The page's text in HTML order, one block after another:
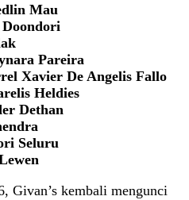
Mau
Doondori
Pareira
Xavier De Angelis Fallo
Heldies
Dethan
Seluru
Givan’s kembali mengunci